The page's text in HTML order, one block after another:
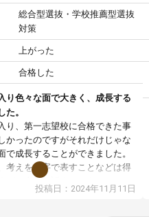
総合型選抜・学校推薦型選抜
対策
上がった
合格した
り色々な面で大きく、成長する
た。
り、第一志望校に合格できた事
かったのですがそれだけじゃな
で成長することができました。
考えを文字で表すことなどは得
が、人前で話すことやコミュニ
ることが苦手でした。
投稿日：2024年11月11日